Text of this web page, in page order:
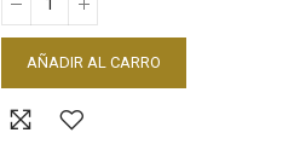
AÑADIR AL CARRO